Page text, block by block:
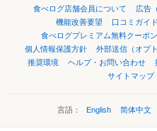
食べログ店舗会員について
広告
機能改善要望
口コミガイ
食べログプレミアム無料クーポン
個人情報保護方針
外部送信（オプ
推奨環境
ヘルプ・お問い合わせ
サイトマップ
言語： English 简体中文